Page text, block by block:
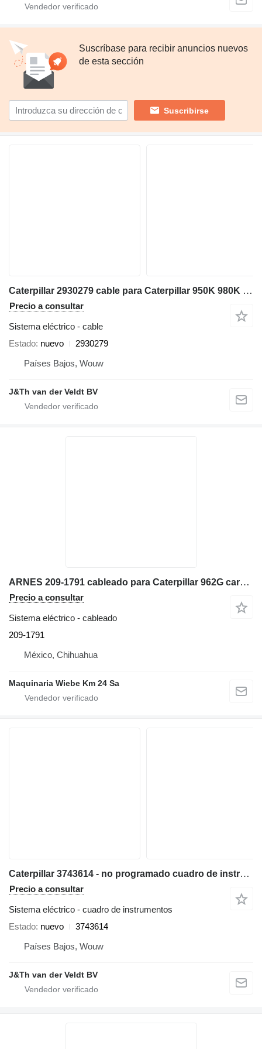
Suscríbase para recibir anuncios nuevos
de esta sección
Suscribirse
Caterpillar 2930279 cable para Caterpillar 950K 980K 962K 972K 966K cargadora de ruedas
Precio a consultar
Sistema eléctrico - cable
Estado nuevo
2930279
Países Bajos, Wouw
J&Th van der Veldt BV
ARNES 209-1791 cableado para Caterpillar 962G cargadora de ruedas
Precio a consultar
Sistema eléctrico - cableado
209-1791
México, Chihuahua
Maquinaria Wiebe Km 24 Sa
Caterpillar 3743614 - no programado cuadro de instrumentos para Caterpillar 950M 980M 962M 972M 982M 966M cargadora de ruedas
Precio a consultar
Sistema eléctrico - cuadro de instrumentos
Estado nuevo
3743614
Países Bajos, Wouw
J&Th van der Veldt BV